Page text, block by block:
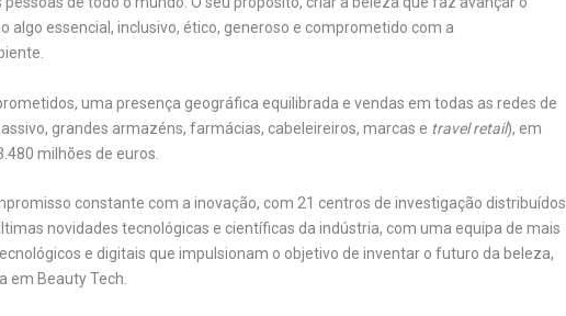
algo essencial, inclusivo, ético, generoso e comprometido com a
uma presença geográfica equilibrada e vendas em todas as redes de
grandes armazéns, farmácias, cabeleireiros, marcas e travel retail), em
milhões de euros.
constante com a inovação, com 21 centros de investigação distribuídos
novidades tecnológicas e científicas da indústria, com uma equipa de mais
e digitais que impulsionam o objetivo de inventar o futuro da beleza,
Beauty Tech.